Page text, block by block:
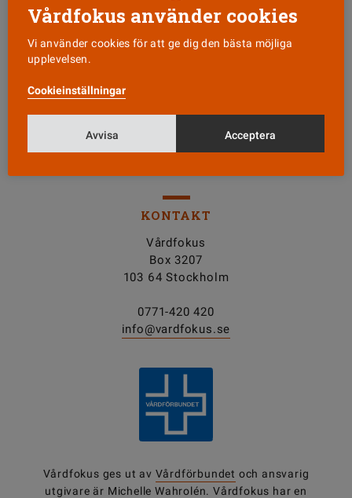
Läs senaste numret
KONTAKT
Vårdfokus
Box 3207
103 64 Stockholm
0771-420 420
info@vardfokus.se
Vårdfokus ges ut av Vårdförbundet och ansvarig
utgivare är Michelle Wahrolén. Vårdfokus har en
Vårdfokus använder cookies
Vi använder cookies för att ge dig den bästa möjliga
upplevelsen.
Cookieinställningar
Avvisa Acceptera